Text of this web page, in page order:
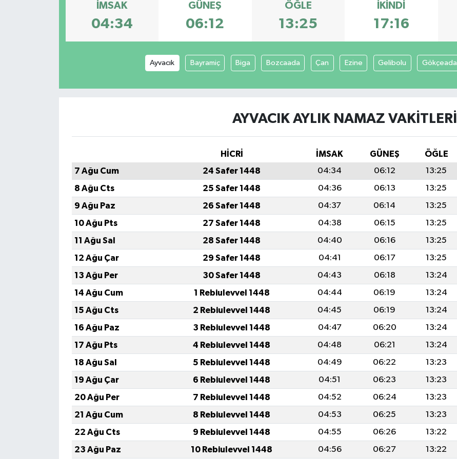
İMSAK
04:34
GÜNEŞ
06:12
ÖĞLE
13:25
İKINDI
17:16
Ayvacık Bayramiç Biga Bozcaada Çan Ezine Gelibolu Gökçeada
AYVACIK AYLIK NAMAZ VAKITLERI
HİCRİ İMSAK GÜNEŞ ÖĞLE
7 Ağu Cum
24 Safer 1448 04:34 06:12 13:25
8 Ağu Cts
25 Safer 1448 04:36 06:13 13:25
9 Ağu Paz
26 Safer 1448 04:37 06:14 13:25
10 Ağu Pts
27 Safer 1448 04:38 06:15 13:25
11 Ağu Sal
28 Safer 1448 04:40 06:16 13:25
12 Ağu Çar
29 Safer 1448 04:41 06:17 13:25
13 Ağu Per
30 Safer 1448 04:43 06:18 13:24
14 Ağu Cum
1 Rebiulevvel 1448 04:44 06:19 13:24
15 Ağu Cts
2 Rebiulevvel 1448 04:45 06:19 13:24
16 Ağu Paz
3 Rebiulevvel 1448 04:47 06:20 13:24
17 Ağu Pts
4 Rebiulevvel 1448 04:48 06:21 13:24
18 Ağu Sal
5 Rebiulevvel 1448 04:49 06:22 13:23
19 Ağu Çar
6 Rebiulevvel 1448 04:51 06:23 13:23
20 Ağu Per
7 Rebiulevvel 1448 04:52 06:24 13:23
21 Ağu Cum
8 Rebiulevvel 1448 04:53 06:25 13:23
22 Ağu Cts
9 Rebiulevvel 1448 04:55 06:26 13:22
23 Ağu Paz
10 Rebiulevvel 1448 04:56 06:27 13:22